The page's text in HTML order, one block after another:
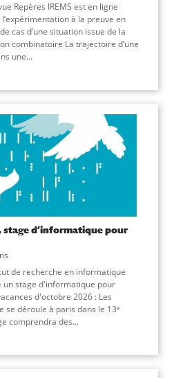
Repères IREMS est en ligne
à la preuve en
cas d’une situation issue de la
combinatoire La trajectoire d’une
une...
stage d’informatique pour
de recherche en informatique
stage d'informatique pour
d'octobre 2026 : Les
se déroule à paris dans le 13ᵉ
comprendra des...